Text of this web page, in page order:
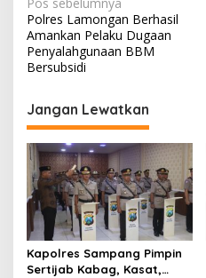
N
a
v
i
g
a
s
i
p
o
s
Polres Lamongan Berhasil
Amankan Pelaku Dugaan
Penyalahgunaan BBM
Bersubsidi
Jangan Lewatkan
Kapolres Sampang Pimpin
Sertijab Kabag, Kasat,